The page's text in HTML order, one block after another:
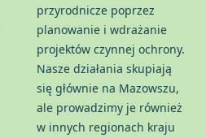
przyrodnicze poprzez
planowanie i wdrażanie
projektów czynnej ochrony.
Nasze działania skupiają
się głównie na Mazowszu,
ale prowadzimy je również
w innych regionach kraju